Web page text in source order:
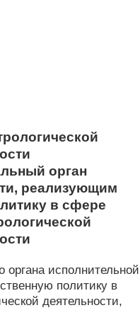
орган
реализующим
в сфере
органа исполнительной
политику в
деятельности,